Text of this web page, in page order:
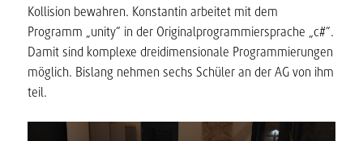
Kollision bewahren. Konstantin arbeitet mit dem
Programm „unity“ in der Originalprogrammiersprache „c#“.
Damit sind komplexe dreidimensionale Programmierungen
möglich. Bislang nehmen sechs Schüler an der AG von ihm
teil.